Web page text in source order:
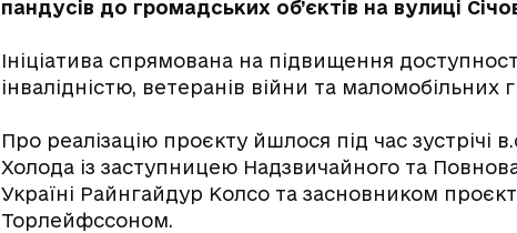
пандусів до громадських об’єктів на вулиці
Ініціатива спрямована на підвищення
інвалідністю, ветеранів війни та маломобільних
Про реалізацію проєкту йшлося під час зустрічі
Холода із заступницею Надзвичайного та
Україні Райнгайдур Колсо та засновником
Торлейфссоном.